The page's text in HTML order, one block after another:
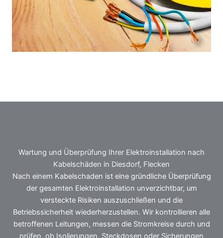
Wartung und Überprüfung Ihrer Elektroinstallation nach
Kabelschäden in Diesdorf, Flecken
Nach einem Kabelschaden ist eine gründliche Überprüfung
der gesamten Elektroinstallation unverzichtbar, um
versteckte Risiken auszuschließen und die
Betriebssicherheit wiederherzustellen. Wir kontrollieren alle
betroffenen Leitungen, messen die Stromkreise durch und
prüfen, ob Isolierungen, Steckdosen oder Sicherungen